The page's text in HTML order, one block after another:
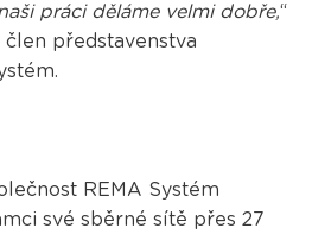
práci děláme velmi dobře,“
člen představenstva
REMA Systém
své sběrné sítě přes 27